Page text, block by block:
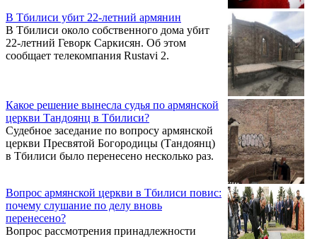
В Тбилиси убит 22-летний армянин
В Тбилиси около собственного дома убит
22-летний Геворк Саркисян. Об этом
сообщает телекомпания Rustavi 2.
Какое решение вынесла судья по армянской
церкви Тандоянц в Тбилиси?
Судебное заседание по вопросу армянской
церкви Пресвятой Богородицы (Тандоянц)
в Тбилиси было перенесено несколько раз.
Вопрос армянской церкви в Тбилиси повис:
почему слушание по делу вновь
перенесено?
Вопрос рассмотрения принадлежности